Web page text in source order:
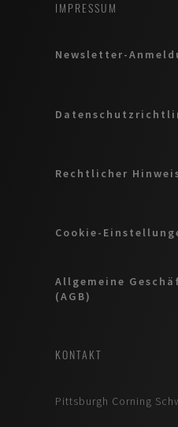
IMPRESSUM
Newsletter-
Rechtlicher
Cookie-
Allgemeine
(AGB)
KONTAKT
Pittsburgh Corning